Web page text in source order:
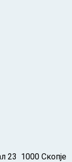
23 1000 Скопје